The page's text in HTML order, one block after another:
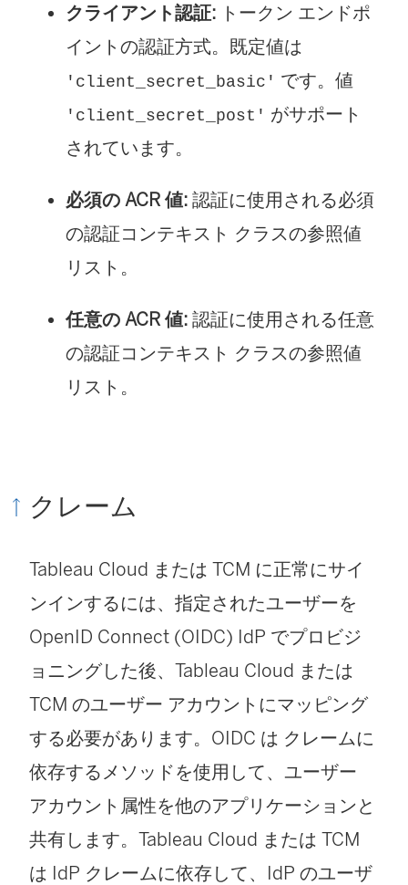
リ
ン
ク
が
開
く
)
クライアント認証: トークン エンドポ
イントの認証方式。既定値は
'client_secret_basic' です。値
'client_secret_post' がサポート
されています。
必須の ACR 値: 認証に使用される必須
の認証コンテキスト クラスの参照値
リスト。
任意の ACR 値: 認証に使用される任意
の認証コンテキスト クラスの参照値
リスト。
クレーム
Tableau Cloud または TCM に正常にサイ
ンインするには、指定されたユーザーを
OpenID Connect (OIDC) IdP でプロビジ
ョニングした後、Tableau Cloud または
TCM のユーザー アカウントにマッピング
する必要があります。OIDC は クレームに
依存するメソッドを使用して、ユーザー
アカウント属性を他のアプリケーションと
共有します。Tableau Cloud または TCM
は IdP クレームに依存して、IdP のユーザ